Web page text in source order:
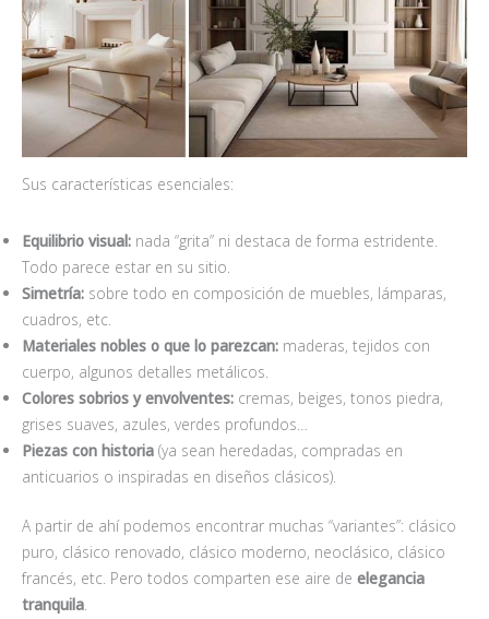
Sus características esenciales:
Equilibrio visual: nada “grita” ni destaca de forma estridente.
Todo parece estar en su sitio.
Simetría: sobre todo en composición de muebles, lámparas,
cuadros, etc.
Materiales nobles o que lo parezcan: maderas, tejidos con
cuerpo, algunos detalles metálicos.
Colores sobrios y envolventes: cremas, beiges, tonos piedra,
grises suaves, azules, verdes profundos…
Piezas con historia (ya sean heredadas, compradas en
anticuarios o inspiradas en diseños clásicos).
A partir de ahí podemos encontrar muchas “variantes”: clásico
puro, clásico renovado, clásico moderno, neoclásico, clásico
francés, etc. Pero todos comparten ese aire de elegancia
tranquila.